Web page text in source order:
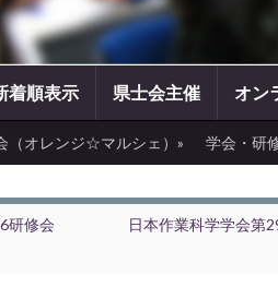
着順表示 県士会主催 オン
（オレンジ☆マルシェ）» 学会・研
研修会
日本作業科学学会第